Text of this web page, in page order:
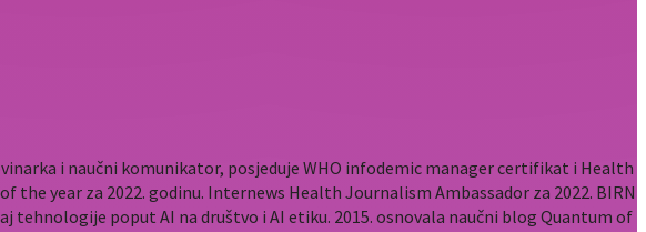
i naučni komunikator, posjeduje WHO infodemic manager certifikat i Health
year za 2022. godinu. Internews Health Journalism Ambassador za 2022. BIRN
poput AI na društvo i AI etiku. 2015. osnovala naučni blog Quantum of